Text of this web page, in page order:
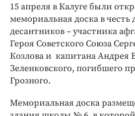
ПРОЕКТЫ
Блоги
Издания
Медиаперсона
Интересное чтиво
Бренд года
15 апреля в Калуге были
мемориальная доска в честь
десантников – участника
Героя Советского Союза
Козлова и капитана Андрея
Зеленковского, погибшего
Грозного.
Мемориальная доска